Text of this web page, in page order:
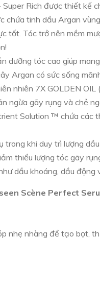
Rich được thiết kế
chứa tinh dầu Argan
tốt. Tóc trở nên mềm
dưỡng tóc cao giúp
Argan có sức sống
nhiên 7X GOLDEN
ngừa gãy rụng và chẻ
Solution ™ chứa các
khi duy trì lượng
thiểu lượng tóc gãy
dầu khoáng, dầu
Scène Perfect
nhẹ nhàng để tạo bọt,